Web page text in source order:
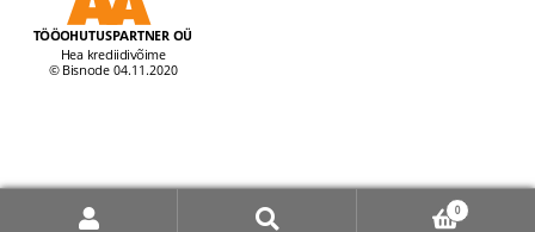
© Tööohutuspartner 2026 0